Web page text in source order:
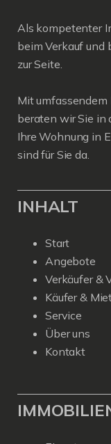
Als kompetenter
beim Verkauf und
zur Seite.
Mit
beraten wir Sie in
Ihre Wohnung in
sind für Sie da.
INHALT
Start
Angebote
Verkäufer &
Käufer &
Service
Über uns
Kontakt